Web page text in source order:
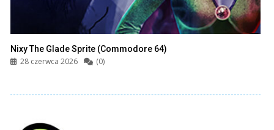
Nixy The Glade Sprite (Commodore 64)
28 czerwca 2026 (0)